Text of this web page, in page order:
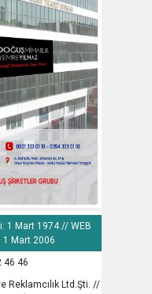
1 Mart 1974 // WEB
1 Mart 2006
46 46
Reklamcılık Ltd.Şti. //